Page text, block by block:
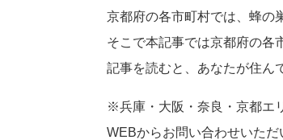
京都府の各市町村では、蜂の
そこで本記事では京都府の各
記事を読むと、あなたが住ん
※兵庫・大阪・奈良・京都エ
WEBからお問い合わせいただ